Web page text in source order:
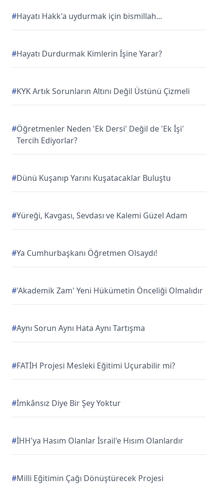
#Hayatı Hakk'a uydurmak için bismillah...
#Hayatı Durdurmak Kimlerin İşine Yarar?
#KYK Artık Sorunların Altını Değil Üstünü Çizmeli
#Öğretmenler Neden 'Ek Dersi' Değil de 'Ek İşi'
Tercih Ediyorlar?
#Dünü Kuşanıp Yarını Kuşatacaklar Buluştu
#Yüreği, Kavgası, Sevdası ve Kalemi Güzel Adam
#Ya Cumhurbaşkanı Öğretmen Olsaydı!
#'Akademik Zam' Yeni Hükümetin Önceliği Olmalıdır
#Aynı Sorun Aynı Hata Aynı Tartışma
#FATİH Projesi Mesleki Eğitimi Uçurabilir mi?
#İmkânsız Diye Bir Şey Yoktur
#İHH'ya Hasım Olanlar İsrail'e Hısım Olanlardır
#Milli Eğitimin Çağı Dönüştürecek Projesi